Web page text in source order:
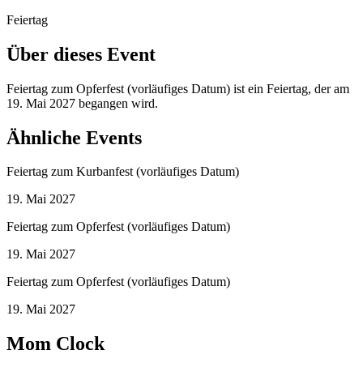
Feiertag
Über dieses Event
Feiertag zum Opferfest (vorläufiges Datum) ist ein Feiertag, der am
19. Mai 2027 begangen wird.
Ähnliche Events
Feiertag zum Kurbanfest (vorläufiges Datum)
19. Mai 2027
Feiertag zum Opferfest (vorläufiges Datum)
19. Mai 2027
Feiertag zum Opferfest (vorläufiges Datum)
19. Mai 2027
Mom Clock